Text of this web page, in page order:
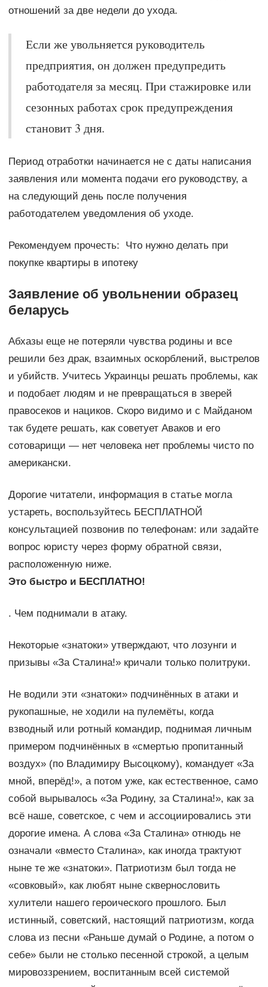
отношений за две недели до ухода.
Если же увольняется руководитель
предприятия, он должен предупредить
работодателя за месяц. При стажировке или
сезонных работах срок предупреждения
становит 3 дня.
Период отработки начинается не с даты написания
заявления или момента подачи его руководству, а
на следующий день после получения
работодателем уведомления об уходе.
Рекомендуем прочесть: Что нужно делать при
покупке квартиры в ипотеку
Заявление об увольнении образец
беларусь
Абхазы еще не потеряли чувства родины и все
решили без драк, взаимных оскорблений, выстрелов
и убийств. Учитесь Украинцы решать проблемы, как
и подобает людям и не превращаться в зверей
правосеков и нациков. Скоро видимо и с Майданом
так будете решать, как советует Аваков и его
сотоварищи — нет человека нет проблемы чисто по
американски.
Дорогие читатели, информация в статье могла
устареть, воспользуйтесь БЕСПЛАТНОЙ
консультацией позвонив по телефонам: или задайте
вопрос юристу через форму обратной связи,
расположенную ниже.
Это быстро и БЕСПЛАТНО!
. Чем поднимали в атаку.
Некоторые «знатоки» утверждают, что лозунги и
призывы «За Сталина!» кричали только политруки.
Не водили эти «знатоки» подчинённых в атаки и
рукопашные, не ходили на пулемёты, когда
взводный или ротный командир, поднимая личным
примером подчинённых в «смертью пропитанный
воздух» (по Владимиру Высоцкому), командует «За
мной, вперёд!», а потом уже, как естественное, само
собой вырывалось «За Родину, за Сталина!», как за
всё наше, советское, с чем и ассоциировались эти
дорогие имена. А слова «За Сталина» отнюдь не
означали «вместо Сталина», как иногда трактуют
ныне те же «знатоки». Патриотизм был тогда не
«совковый», как любят ныне сквернословить
хулители нашего героического прошлого. Был
истинный, советский, настоящий патриотизм, когда
слова из песни «Раньше думай о Родине, а потом о
себе» были не столько песенной строкой, а целым
мировоззрением, воспитанным всей системой